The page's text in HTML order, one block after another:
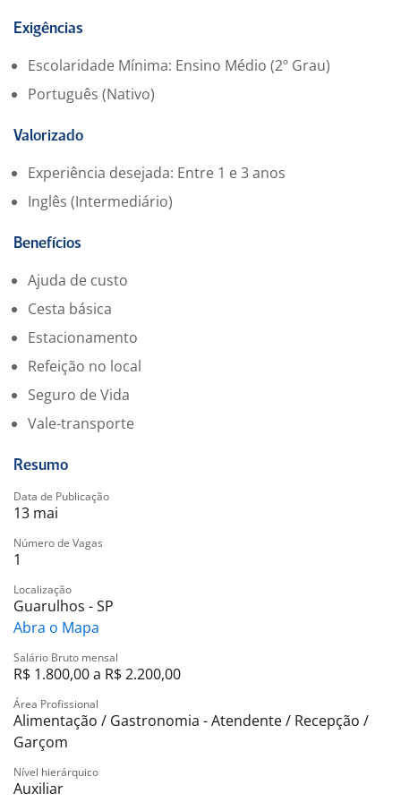
Exigências
Escolaridade Mínima: Ensino Médio (2º Grau)
Português (Nativo)
Valorizado
Experiência desejada: Entre 1 e 3 anos
Inglês (Intermediário)
Benefícios
Ajuda de custo
Cesta básica
Estacionamento
Refeição no local
Seguro de Vida
Vale-transporte
Resumo
Data de Publicação
13 mai
Número de Vagas
1
Localização
Guarulhos - SP
Abra o Mapa
Salário Bruto mensal
R$ 1.800,00 a R$ 2.200,00
Área Profissional
Alimentação / Gastronomia - Atendente / Recepção /
Garçom
Nível hierárquico
Auxiliar